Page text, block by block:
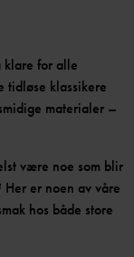
klare for alle
tidløse klassikere
materialer –
være noe som blir
er noen av våre
hos både store